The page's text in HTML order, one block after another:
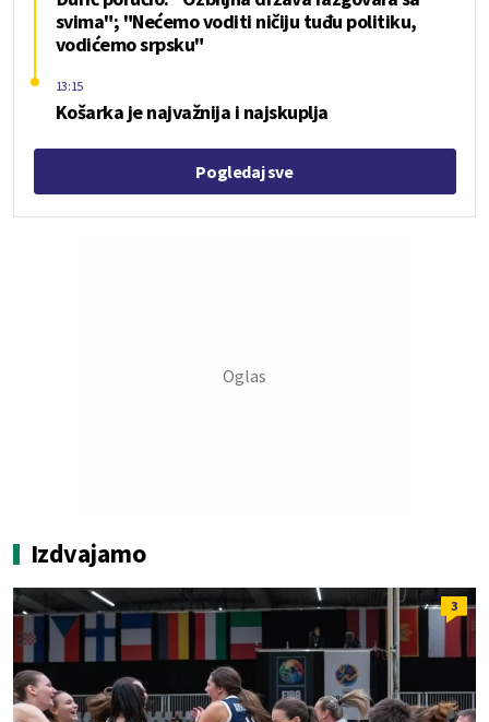
svima"; "Nećemo voditi ničiju tuđu politiku,
vodićemo srpsku"
Košarka je najvažnija i najskuplja
13:15
Pogledaj sve
Izdvajamo
3